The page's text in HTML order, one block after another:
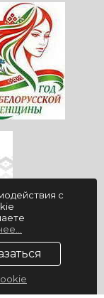
сайт
™
с